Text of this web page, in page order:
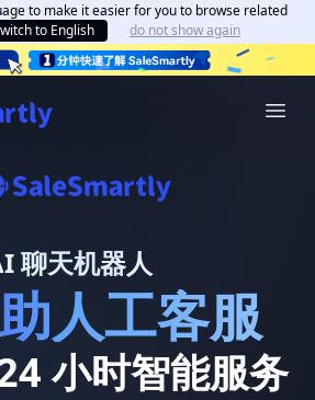
to make it easier for you to browse related
to English do not show again
聊天机器人
人工客服
小时智能服务